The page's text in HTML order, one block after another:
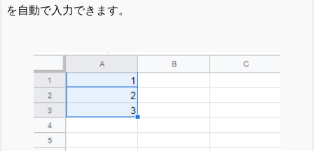
を自動で入力できます。